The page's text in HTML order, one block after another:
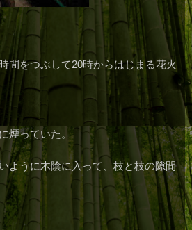
間をつぶして20時からはじまる花火
煙っていた。
ように木陰に入って、枝と枝の隙間